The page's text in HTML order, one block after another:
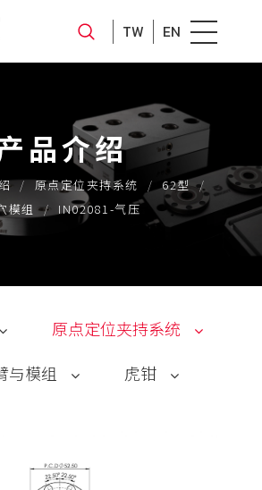
TW EN
品介绍
原点定位夹持系统
62型
模组
IN02081-气压
原点定位夹持系统
与模组 虎钳